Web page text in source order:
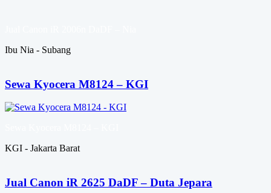
Ibu Nia - Subang
Sewa Kyocera M8124 – KGI
KGI - Jakarta Barat
Jual Canon iR 2625 DaDF – Duta Jepara